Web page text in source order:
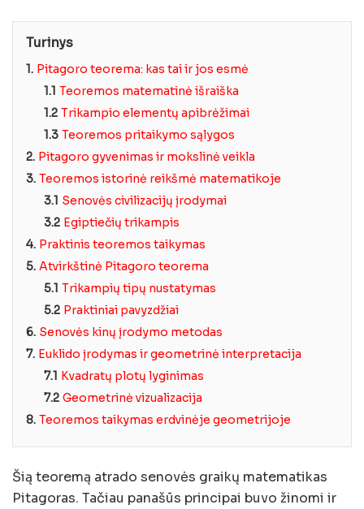
Turinys
1. Pitagoro teorema: kas tai ir jos esmė
1.1 Teoremos matematinė išraiška
1.2 Trikampio elementų apibrėžimai
1.3 Teoremos pritaikymo sąlygos
2. Pitagoro gyvenimas ir mokslinė veikla
3. Teoremos istorinė reikšmė matematikoje
3.1 Senovės civilizacijų įrodymai
3.2 Egiptiečių trikampis
4. Praktinis teoremos taikymas
5. Atvirkštinė Pitagoro teorema
5.1 Trikampių tipų nustatymas
5.2 Praktiniai pavyzdžiai
6. Senovės kinų įrodymo metodas
7. Euklido įrodymas ir geometrinė interpretacija
7.1 Kvadratų plotų lyginimas
7.2 Geometrinė vizualizacija
8. Teoremos taikymas erdvinėje geometrijoje
Šią teoremą atrado senovės graikų matematikas
Pitagoras. Tačiau panašūs principai buvo žinomi ir